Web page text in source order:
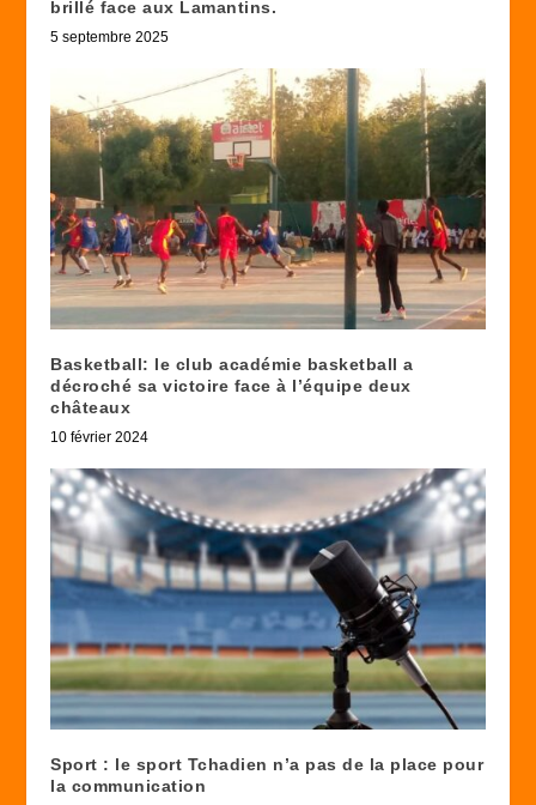
brillé face aux Lamantins.
5 septembre 2025
Basketball: le club académie basketball a
décroché sa victoire face à l’équipe deux
châteaux
10 février 2024
Sport : le sport Tchadien n’a pas de la place pour
la communication